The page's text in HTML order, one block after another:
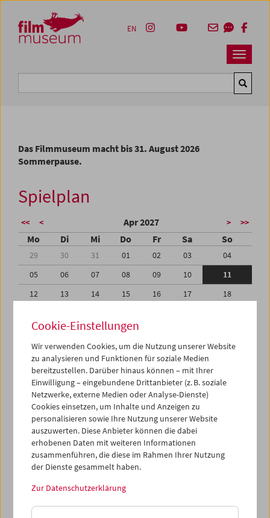
Zum Inhalt
Zum Hauptmenü
Zur Servicenavigation
Zum Suche
Navbar
EN
Das Filmmuseum macht bis 31. August 2026
Sommerpause.
Spielplan
<< < Apr 2027 > >>
Mo Di Mi Do Fr Sa So
29 30 31 01 02 03
04
05
06 07 08 09 10
11
12
13 14 15 16 17
18
26
27 28 29
03
04 05 06 07 08 09
iCalender
Programmheft-PDF
English language or subtitles
< Vorherige Woche
Mo 5.4.
Cookie-Einstellungen
Wir verwenden Cookies, um die Nutzung unserer Website
zu analysieren und Funktionen für soziale Medien
bereitzustellen. Darüber hinaus können – mit Ihrer
Einwilligung – eingebundene Drittanbieter (z. B. soziale
Netzwerke, externe Medien oder Analyse-Dienste)
Cookies einsetzen, um Inhalte und Anzeigen zu
personalisieren sowie Ihre Nutzung unserer Website
auszuwerten. Diese Anbieter können die dabei
erhobenen Daten mit weiteren Informationen
zusammenführen, die diese im Rahmen Ihrer Nutzung
der Dienste gesammelt haben.
Zur Datenschutzerklärung